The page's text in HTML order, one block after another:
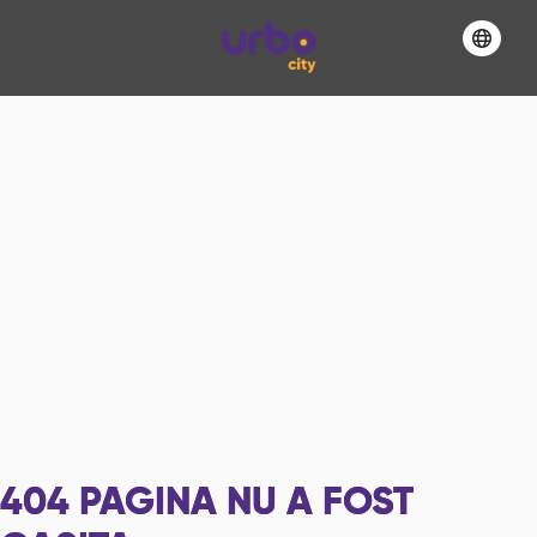
404 PAGINA NU A FOST